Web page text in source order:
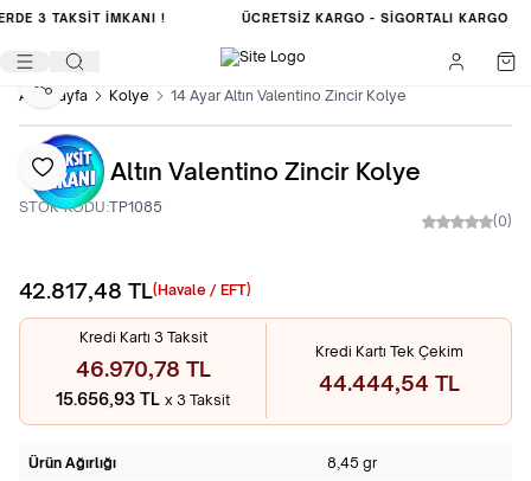
3 TAKSİT İMKANI ! ÜCRETSIZ KARGO - SIGORTALI KARGO
Ana Sayfa Kolye 14 Ayar Altın Valentino Zincir Kolye
Favoriye Ekle
Paylaş
14 Ayar Altın Valentino Zincir Kolye
STOK KODU:TP1085
(0)
42.817,48 TL(Havale / EFT)
Kredi Kartı 3 Taksit
46.970,78 TL
15.656,93 TL x 3 Taksit
Kredi Kartı Tek Çekim
44.444,54 TL
Ürün Ağırlığı 8,45 gr